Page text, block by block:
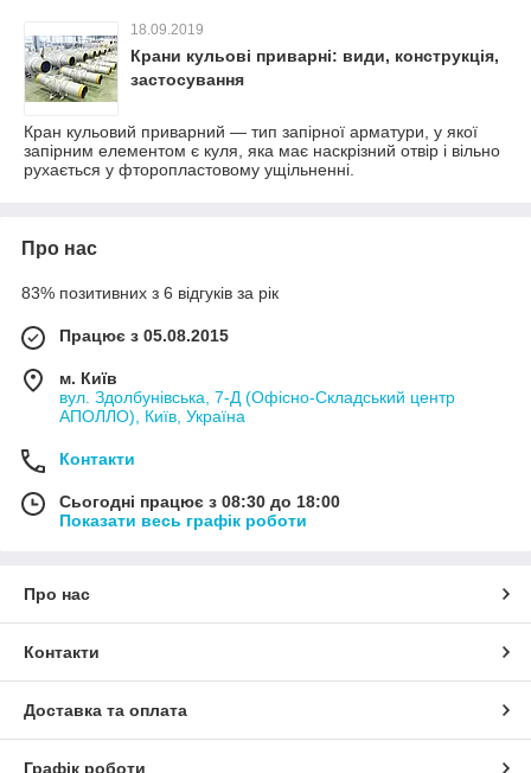
18.09.2019
Крани кульові приварні: види, конструкція,
застосування
Кран кульовий приварний — тип запірної арматури, у якої
запірним елементом є куля, яка має наскрізний отвір і вільно
рухається у фторопластовому ущільненні.
Про нас
83% позитивних з 6 відгуків за рік
Працює з 05.08.2015
м. Київ
вул. Здолбунівська, 7-Д (Офісно-Складський центр
АПОЛЛО), Київ, Україна
Контакти
Сьогодні працює з 08:30 до 18:00
Показати весь графік роботи
Про нас
Контакти
Доставка та оплата
Графік роботи